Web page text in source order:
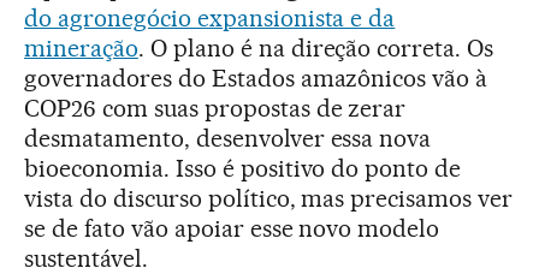
do agronegócio expansionista e da
mineração. O plano é na direção correta. Os
governadores do Estados amazônicos vão à
COP26 com suas propostas de zerar
desmatamento, desenvolver essa nova
bioeconomia. Isso é positivo do ponto de
vista do discurso político, mas precisamos ver
se de fato vão apoiar esse novo modelo
sustentável.